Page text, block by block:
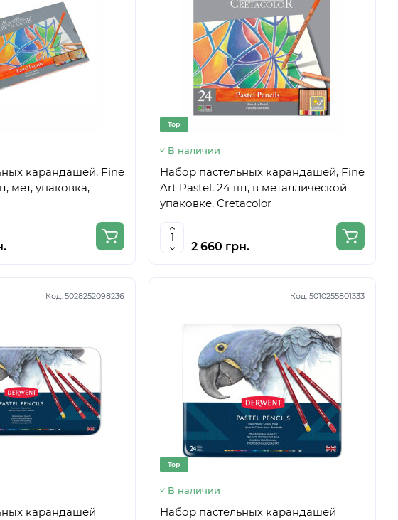
карандашей, Fine
мет, упаковка,
Top
В наличии
Набор пастельных карандашей, Fine
Art Pastel, 24 шт, в металлической
упаковке, Cretacolor
2 660 грн.
Код: 5028252098236
карандашей
Код: 5010255801333
Top
В наличии
Набор пастельных карандашей